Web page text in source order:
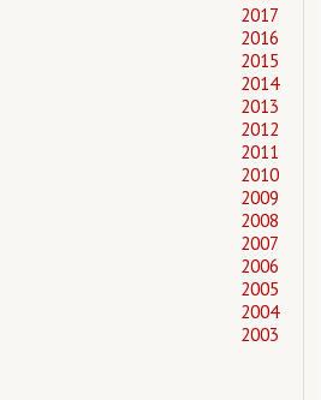
2017
2016
2015
2014
2013
2012
2011
2010
2009
2008
2007
2006
2005
2004
2003